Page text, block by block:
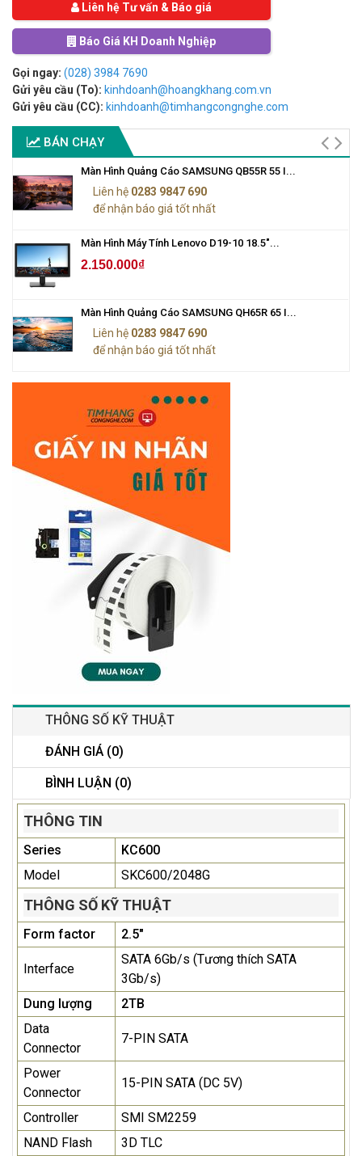
Liên hệ Tư vấn & Báo giá
Báo Giá KH Doanh Nghiệp
Gọi ngay: (028) 3984 7690
Gửi yêu cầu (To): kinhdoanh@hoangkhang.com.vn
Gửi yêu cầu (CC): kinhdoanh@timhangcongnghe.com
BÁN CHẠY
Màn Hình Quảng Cáo SAMSUNG QB55R 55 I...
Liên hệ 0283 9847 690
để nhận báo giá tốt nhất
Màn Hình Máy Tính Lenovo D19-10 18.5"...
2.150.000₫
Màn Hình Quảng Cáo SAMSUNG QH65R 65 I...
Liên hệ 0283 9847 690
để nhận báo giá tốt nhất
THÔNG SỐ KỸ THUẬT
ĐÁNH GIÁ (0)
BÌNH LUẬN (0)
THÔNG TIN
Series
KC600
Model
SKC600/2048G
THÔNG SỐ KỸ THUẬT
Form factor 2.5"
Interface
SATA 6Gb/s (Tương thích SATA
3Gb/s)
Dung lượng
2TB
Data
Connector
7-PIN SATA
Power
Connector
15-PIN SATA (DC 5V)
Controller
SMI SM2259
NAND Flash
3D TLC